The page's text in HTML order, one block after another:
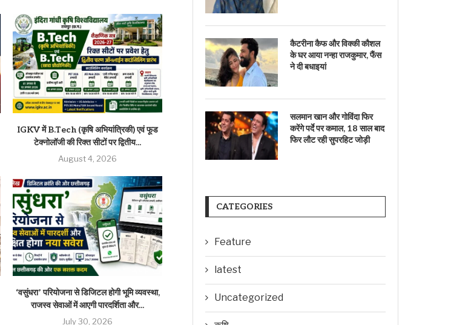
IGKV में B.Tech (कृषि अभियांत्रिकी) एवं फूड
टेक्नोलॉजी की रिक्त सीटों पर द्वितीय...
August 4, 2026
‘वसुंधरा’ परियोजना से डिजिटल होगी भूमि व्यवस्था,
राजस्व सेवाओं में आएगी पारदर्शिता और...
July 30, 2026
कैटरीना कैफ और विक्की कौशल
के घर आया नन्हा राजकुमार, फैंस
ने दी बधाइयां
सलमान खान और गोविंदा फिर
करेंगे पर्दे पर कमाल, 18 साल बाद
फिर लौट रही सुपरहिट जोड़ी
CATEGORIES
Feature
latest
Uncategorized